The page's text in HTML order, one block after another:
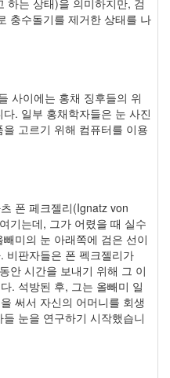
하는 상태)을 의미하지만, 검
충수돌기를 제거한 상태를 나
사이에는 홍채 징후들의 위
. 일부 홍채학자들은 눈 사진
고르기 위해 컴퓨터를 이용
폰 페크젤리(Ignatz von
기는데, 그가 어렸을 때 실수
미의 눈 아래쪽에 검은 선이
비판자들은 폰 펙크젤리가
안 시간을 보내기 위해 그 이
. 석방된 후, 그는 올빼미 일
써서 자신의 어머니를 회생
눈을 연구하기 시작했습니